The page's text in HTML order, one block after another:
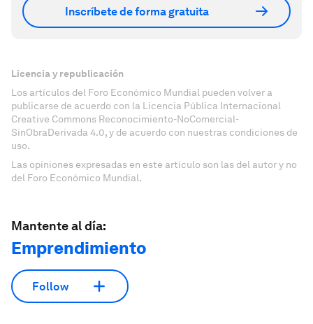
Inscríbete de forma gratuita
Licencia y republicación
Los artículos del Foro Económico Mundial pueden volver a
publicarse de acuerdo con la Licencia Pública Internacional
Creative Commons Reconocimiento-NoComercial-
SinObraDerivada 4.0, y de acuerdo con nuestras condiciones de
uso.
Las opiniones expresadas en este artículo son las del autor y no
del Foro Económico Mundial.
Mantente al día:
Emprendimiento
Follow